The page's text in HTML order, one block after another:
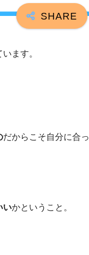
ます。
だからこそ自分に合っ
いかということ。